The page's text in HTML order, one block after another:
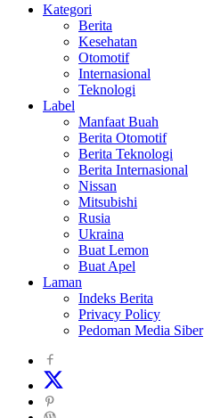
Kategori
Berita
Kesehatan
Otomotif
Internasional
Teknologi
Label
Manfaat Buah
Berita Otomotif
Berita Teknologi
Berita Internasional
Nissan
Mitsubishi
Rusia
Ukraina
Buat Lemon
Buat Apel
Laman
Indeks Berita
Privacy Policy
Pedoman Media Siber